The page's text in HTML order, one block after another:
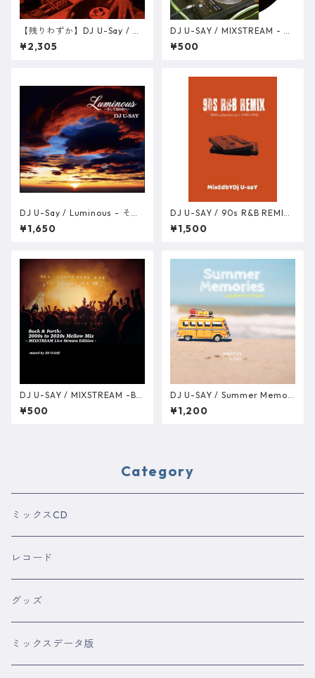
【残りわずか】DJ U-Say / Co
lor Mix Vol.1 RED [MixCD]
¥2,305
DJ U-SAY / MIXSTREAM - 2
010s Mellow Mix Live Strea
m Edition DATA版
¥500
DJ U-Say / Luminous - そし
て光の中へ- [MixCD]
¥1,650
DJ U-SAY / 90s R&B REMIX
- RMX COLLECTION Pt.1 (199
0-1994) [MIXCD-R]
¥1,500
DJ U-SAY / MIXSTREAM -Ba
ck & Forth 2000s to 2020s
Mellow Mix Live Stream Edit
¥500
DJ U-SAY / Summer Memori
es -Japanese Edition-
¥1,200
Category
ミックスCD
レコード
グッズ
ミックスデータ版